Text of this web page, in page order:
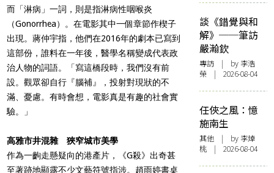
而「淋病」一詞，則是指淋病性咽喉炎
（Gonorrhea）。在電影其中一個章節作楔子
出現。蔣仲宇指，他們在2016年的劇本已寫到
這部份，誰料在一年後，醫學名稱變成代表政
治人物的詞語。「寫這橋段時，我們沒有前
設。觀眾卻自行『腦補』，投射對現狀的不
滿、憂慮。有時會想，電影真是有趣的社會實
驗。」
高雅市井混雜 狹窄城市美學
作為一齣走懸疑向的港產片，《G殺》出奇甚
至著跡地顯露不少文藝符號指涉。趙雨婷書桌
談《錯覺與和
解》──筆訪
嚴瀚欽
專訪 | by 李浩
榮 | 2026-08-04
任俠之風：憶
施南生
其他 | by 李焯
桃 | 2026-08-04